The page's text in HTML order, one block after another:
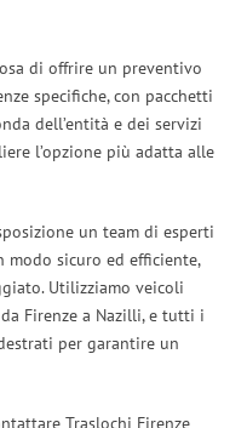
di offrire un preventivo
specifiche, con pacchetti
dell’entità e dei servizi
l’opzione più adatta alle
un team di esperti
sicuro ed efficiente,
Utilizziamo veicoli
Firenze a Nazilli, e tutti i
per garantire un
Traslochi Firenze